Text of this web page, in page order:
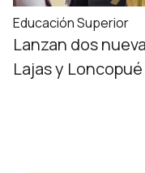
Educación Superior
Lanzan dos
Lajas y Loncopué